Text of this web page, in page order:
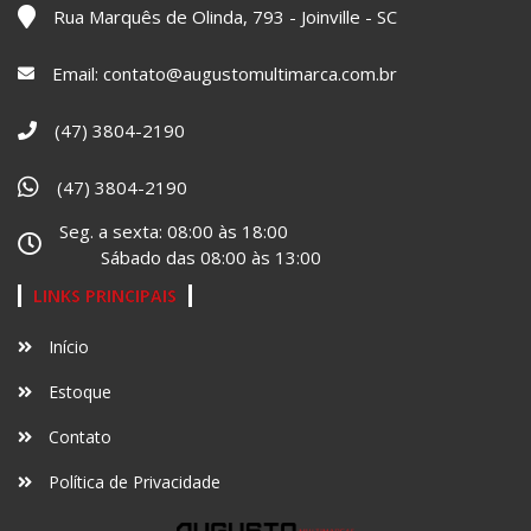
Rua Marquês de Olinda, 793 - Joinville - SC
Email: contato@augustomultimarca.com.br
(47) 3804-2190
(47) 3804-2190
Seg. a sexta: 08:00 às 18:00
Sábado das 08:00 às 13:00
LINKS PRINCIPAIS
Início
Estoque
Contato
Política de Privacidade